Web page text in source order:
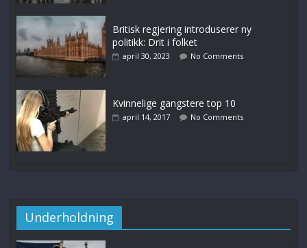
Britisk regjering introduserer ny
politikk: Drit i folket
april 30, 2023 No Comments
Kvinnelige gangstere top 10
april 14, 2017 No Comments
Underholdning